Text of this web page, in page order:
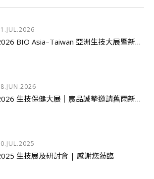
2026 BIO Asia–Taiwan 亞洲生技大展暨新品發表研討會圓滿落幕
2026 生技保健大展｜宸品誠摯邀請舊雨新知蒞臨指導
生技展及研討會 | 感謝您蒞臨